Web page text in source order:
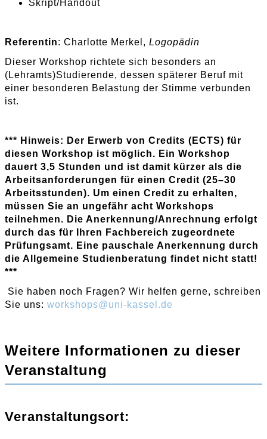
Skript/Handout
Referentin: Charlotte Merkel, Logopädin
Dieser Workshop richtete sich besonders an
(Lehramts)Studierende, dessen späterer Beruf mit
einer besonderen Belastung der Stimme verbunden
ist.
*** Hinweis: Der Erwerb von Credits (ECTS) für
diesen Workshop ist möglich. Ein Workshop
dauert 3,5 Stunden und ist damit kürzer als die
Arbeitsanforderungen für einen Credit (25–30
Arbeitsstunden). Um einen Credit zu erhalten,
müssen Sie an ungefähr acht Workshops
teilnehmen. Die Anerkennung/Anrechnung erfolgt
durch das für Ihren Fachbereich zugeordnete
Prüfungsamt. Eine pauschale Anerkennung durch
die Allgemeine Studienberatung findet nicht statt!
***
Sie haben noch Fragen? Wir helfen gerne, schreiben
Sie uns: workshops@uni-kassel .de
Weitere Informationen zu dieser
Veranstaltung
Veranstaltungsort: